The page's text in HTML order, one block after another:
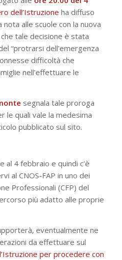
dell’Istruzione ha diffuso
alle scuole con la nuova
tale decisione è stata
“protrarsi dell’emergenza
difficoltà che
nell’effettuare le
segnala tale proroga
le quali vale la medesima
pubblicato sul sito.
al 4 febbraio e quindi c’è
al CNOS-FAP in uno dei
Professionali (CFP) del
più adatto alle proprie
eventualmente ne
da effettuare sul
per procedere con